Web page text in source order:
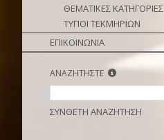
ΘΕΜΑΤΙΚΕΣ ΚΑΤΗΓΟΡΙΕΣ
ΤΥΠΟΙ ΤΕΚΜΗΡΙΩΝ
ΕΠΙΚΟΙΝΩΝΙΑ
ΑΝΑΖΗΤΗΣΤΕ
ΣΥΝΘΕΤΗ ΑΝΑΖΗΤΗΣΗ